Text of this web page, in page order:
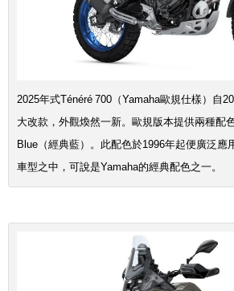
2025年式Ténéré 700（Yamaha歐規仕樣）自
大改款，外觀煥然一新。歐規版本提供兩種配
Blue（經典藍）。此配色於1996年起便廣泛應
車型之中，可說是Yamaha的經典配色之一。